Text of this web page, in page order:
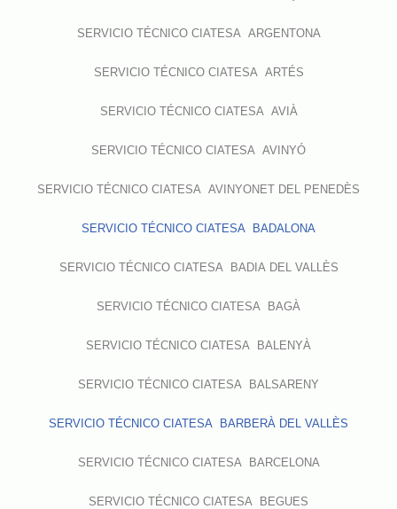
SERVICIO TÉCNICO CIATESA ARGENTONA
SERVICIO TÉCNICO CIATESA ARTÉS
SERVICIO TÉCNICO CIATESA AVIÀ
SERVICIO TÉCNICO CIATESA AVINYÓ
SERVICIO TÉCNICO CIATESA AVINYONET DEL PENEDÈS
SERVICIO TÉCNICO CIATESA BADALONA
SERVICIO TÉCNICO CIATESA BADIA DEL VALLÈS
SERVICIO TÉCNICO CIATESA BAGÀ
SERVICIO TÉCNICO CIATESA BALENYÀ
SERVICIO TÉCNICO CIATESA BALSARENY
SERVICIO TÉCNICO CIATESA BARBERÀ DEL VALLÈS
SERVICIO TÉCNICO CIATESA BARCELONA
SERVICIO TÉCNICO CIATESA BEGUES